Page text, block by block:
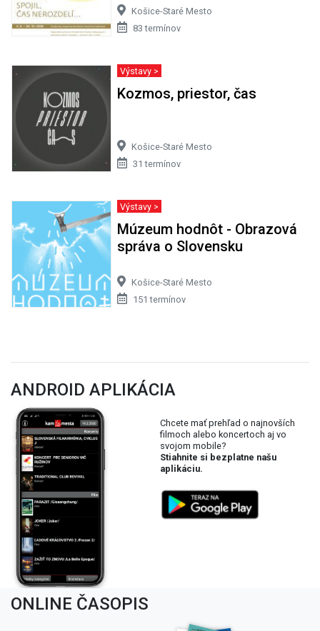
Košice-Staré Mesto
83 termínov
Výstavy >
Kozmos, priestor, čas
Košice-Staré Mesto
31 termínov
Výstavy >
Múzeum hodnôt - Obrazová
správa o Slovensku
Košice-Staré Mesto
151 termínov
ANDROID APLIKÁCIA
Chcete mať prehľad o najnovších
filmoch alebo koncertoch aj vo
svojom mobile?
Stiahnite si bezplatne našu
aplikáciu.
ONLINE ČASOPIS